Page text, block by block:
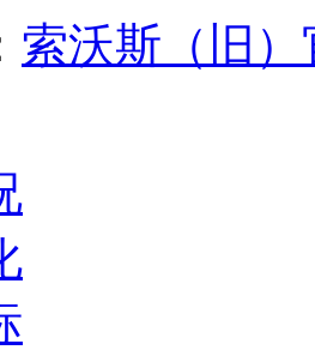
索沃斯（旧）